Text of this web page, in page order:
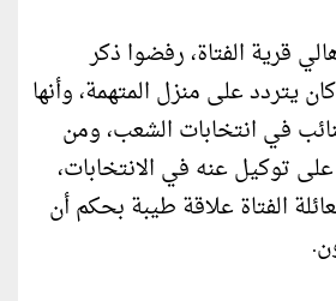
قرية الفتاة، رفضوا ذكر
يتردد على منزل المتهمة، وأنها
في انتخابات الشعب، ومن
توكيل عنه في الانتخابات،
الفتاة علاقة طيبة بحكم أن